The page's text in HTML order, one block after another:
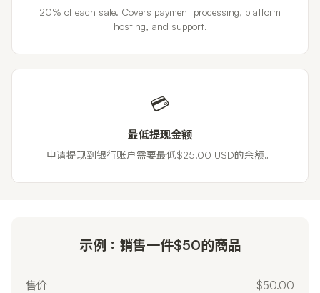
20% of each sale. Covers payment processing, platform
hosting, and support.
💳
最低提现金额
申请提现到银行账户需要最低$25.00 USD的余额。
示例：销售一件$50的商品
售价 $50.00